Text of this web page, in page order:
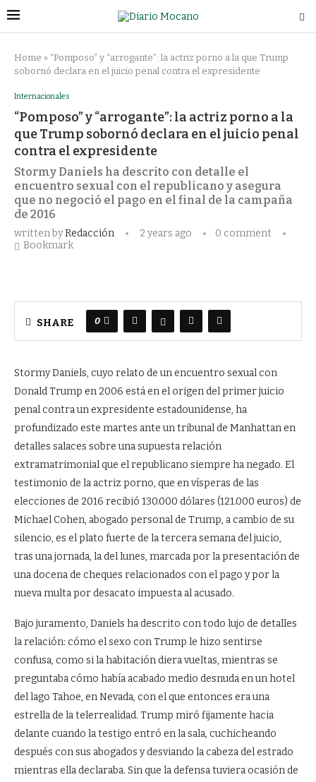
Home » “Pomposo” y “arrogante”: la actriz porno a la que Trump
sobornó declara en el juicio penal contra el expresidente
Internacionales
“Pomposo” y “arrogante”: la actriz porno a la
que Trump sobornó declara en el juicio penal
contra el expresidente
Stormy Daniels ha descrito con detalle el
encuentro sexual con el republicano y asegura
que no negoció el pago en el final de la campaña
de 2016
written byRedacción 2 years ago
0 comment
Bookmark
SHARE 0
Stormy Daniels, cuyo relato de un encuentro sexual con
Donald Trump en 2006 está en el origen del primer juicio
penal contra un expresidente estadounidense, ha
profundizado este martes ante un tribunal de Manhattan en
detalles salaces sobre una supuesta relación
extramatrimonial que el republicano siempre ha negado. El
testimonio de la actriz porno, que en vísperas de las
elecciones de 2016 recibió 130.000 dólares (121.000 euros) de
Michael Cohen, abogado personal de Trump, a cambio de su
silencio, es el plato fuerte de la tercera semana del juicio,
tras una jornada, la del lunes, marcada por la presentación de
una docena de cheques relacionados con el pago y por la
nueva multa por desacato impuesta al acusado.
Bajo juramento, Daniels ha descrito con todo lujo de detalles
la relación: cómo el sexo con Trump le hizo sentirse
confusa, como si la habitación diera vueltas, mientras se
preguntaba cómo había acabado medio desnuda en un hotel
del lago Tahoe, en Nevada, con el que entonces era una
estrella de la telerrealidad. Trump miró fijamente hacia
delante cuando la testigo entró en la sala, cuchicheando
después con sus abogados y desviando la cabeza del estrado
mientras ella declaraba. Sin que la defensa tuviera ocasión de